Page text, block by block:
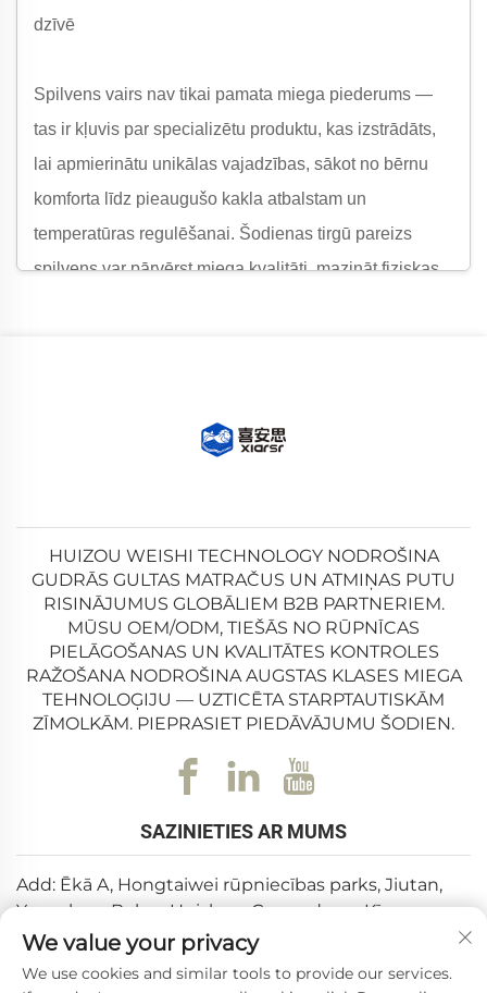
dzīvē
Spilvens vairs nav tikai pamata miega piederums —
tas ir kļuvis par specializētu produktu, kas izstrādāts,
lai apmierinātu unikālas vajadzības, sākot no bērnu
komforta līdz pieaugušo kakla atbalstam un
temperatūras regulēšanai. Šodienas tirgū pareizs
spilvens var pārvērst miega kvalitāti, mazināt fiziskas
Klases Silikona Kakla Atbalsta Spilvens, Temperatūru
Spilvens. Katrs no šiem spilveniem risina konkrētas
problēmas, izmantojot augstas kvalitātes materiālus
un uzlabotas ražošanas tehnoloģijas, lai nodrošinātu
izcilu darbību. Vai nu meklējat spilvenu bērnam, kam
vajag mīkstu naktsbiedru, biroja darbiniekam, kam rūp
kakla sasprindzinājums, vai jebkuram citam, kas vēlas
dziļāku un atjaunojošāku miegu, šie spilvenu veidi
piedāvā specifiskas atrisinājumus. Šis dokuments
detalizēti izpētīs katru spilvenu, uzsverot to unikālās
priekšrocības, izgatavošanas kvalitāti un iemeslus,
kāpēc tie pelna vietu jūsu miega vai atslābuma rutīnā.
HUIZOU WEISHI TECHNOLOGY NODROŠINA
GUDRĀS GULTAS MATRAČUS UN ATMIŅAS PUTU
RISINĀJUMUS GLOBĀLIEM B2B PARTNERIEM.
MŪSU OEM/ODM, TIEŠĀS NO RŪPNĪCAS
PIELĀGOŠANAS UN KVALITĀTES KONTROLES
RAŽOŠANA NODROŠINA AUGSTAS KLASES MIEGA
TEHNOLOĢIJU — UZTICĒTA STARPTAUTISKĀM
ZĪMOLKĀM. PIEPRASIET PIEDĀVĀJUMU ŠODIEN.
SAZINIETIES AR MUMS
Add: Ēkā A, Hongtaiwei rūpniecības parks, Jiutan,
Yuanzhou, Boluo, Huizhou, Guangdong, Ķīna
E-pasts:[email protected]
Tālrunis:+86-0752-6688646
We value your privacy
We use cookies and similar tools to provide our services.